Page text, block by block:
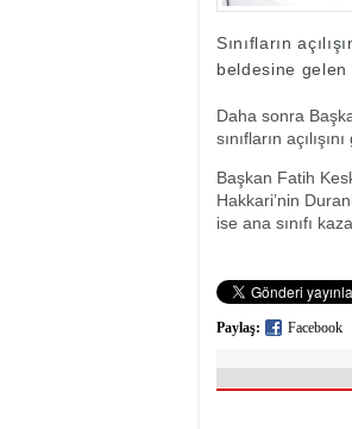
Sınıfların
beldesine gelen
Daha sonra
sınıfların
Başkan Fatih
Hakkari’nin
ise ana sınıfı
Paylaş: Facebook